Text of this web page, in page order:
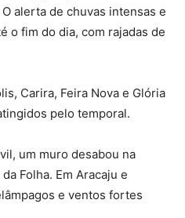
alerta de chuvas intensas e
o fim do dia, com rajadas de
Carira, Feira Nova e Glória
pelo temporal.
um muro desabou na
Folha. Em Aracaju e
e ventos fortes